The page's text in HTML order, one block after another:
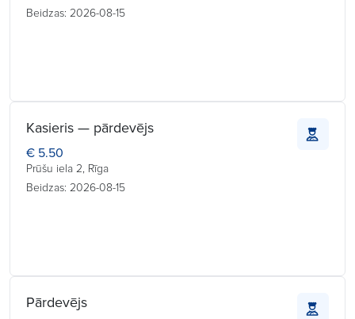
Beidzas: 2026-08-15
Kasieris — pārdevējs
€ 5.50
Prūšu iela 2, Rīga
Beidzas: 2026-08-15
Pārdevējs